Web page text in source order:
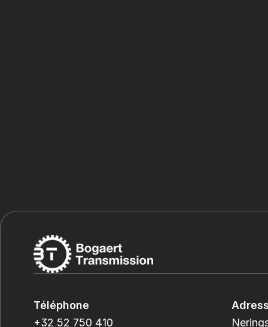
Téléphone
+32 52 750 410